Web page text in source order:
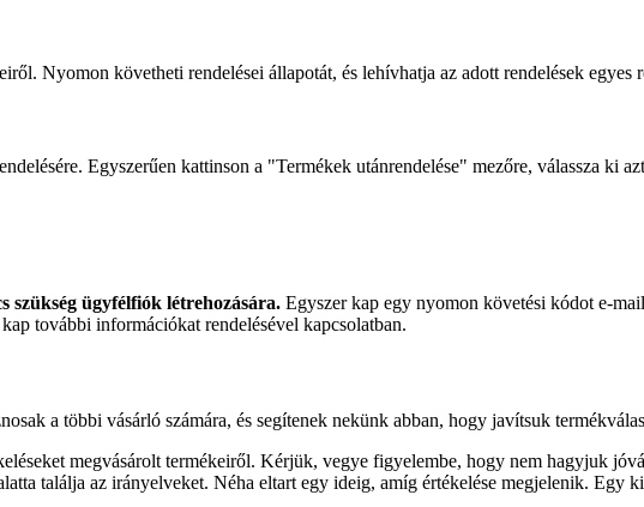
Nyomon követheti rendelései állapotát, és lehívhatja az adott rendelések egyes
Egyszerűen kattinson a "Termékek utánrendelése" mezőre, válassza ki
szükség ügyfélfiók létrehozására. Egyszer kap egy nyomon követési kódot e-
további információkat rendelésével kapcsolatban.
a többi vásárló számára, és segítenek nekünk abban, hogy javítsuk
megvásárolt termékeiről. Kérjük, vegye figyelembe, hogy nem hagyjuk
találja az irányelveket. Néha eltart egy ideig, amíg értékelése megjelenik. Egy